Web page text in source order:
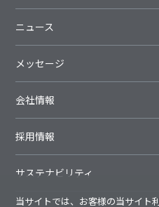
ニュース
メッセージ
会社情報
採用情報
サステナビリティ
当サイトでは、お客様の当サイト